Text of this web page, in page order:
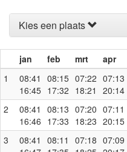
Kies een plaats
jan feb mrt apr
1
08:41
16:45
08:15
17:32
07:22
18:21
07:13
20:14
2
08:41
16:46
08:13
17:33
07:20
18:23
07:11
20:15
3
08:41
08:11
07:18 07:09